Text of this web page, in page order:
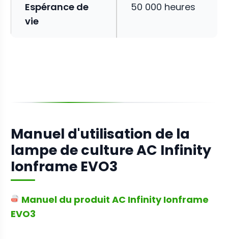
Espérance de
vie
50 000 heures
Manuel d'utilisation de la
lampe de culture AC Infinity
Ionframe EVO3
Manuel du produit AC Infinity Ionframe
EVO3